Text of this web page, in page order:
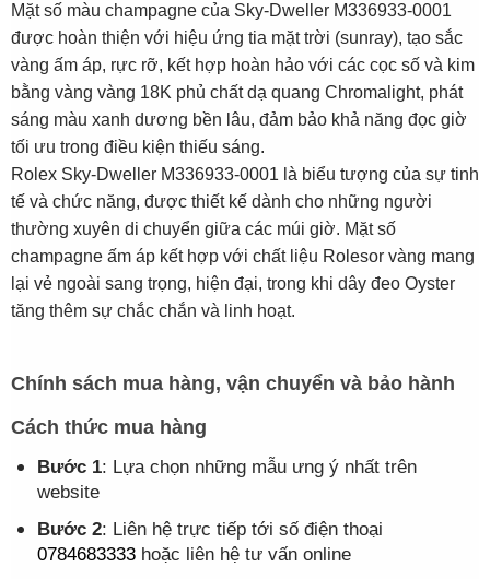
Mặt số màu champagne của Sky-Dweller M336933-0001
được hoàn thiện với hiệu ứng tia mặt trời (sunray), tạo sắc
vàng ấm áp, rực rỡ, kết hợp hoàn hảo với các cọc số và kim
bằng vàng vàng 18K phủ chất dạ quang Chromalight, phát
sáng màu xanh dương bền lâu, đảm bảo khả năng đọc giờ
tối ưu trong điều kiện thiếu sáng.
Rolex Sky-Dweller M336933-0001 là biểu tượng của sự tinh
tế và chức năng, được thiết kế dành cho những người
thường xuyên di chuyển giữa các múi giờ. Mặt số
champagne ấm áp kết hợp với chất liệu Rolesor vàng mang
lại vẻ ngoài sang trọng, hiện đại, trong khi dây đeo Oyster
tăng thêm sự chắc chắn và linh hoạt.
Chính sách mua hàng, vận chuyển và bảo hành
Cách thức mua hàng
Bước 1: Lựa chọn những mẫu ưng ý nhất trên
website
Bước 2: Liên hệ trực tiếp tới số điện thoại
0784683333hoặc liên hệ tư vấn online